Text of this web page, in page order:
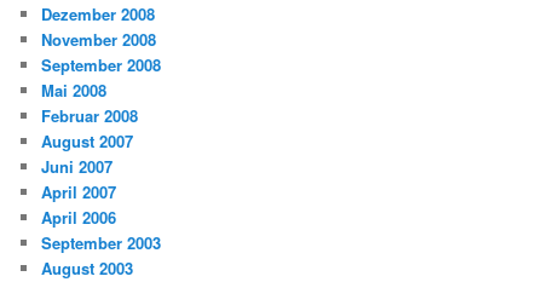
Dezember 2008
November 2008
September 2008
Mai 2008
Februar 2008
August 2007
Juni 2007
April 2007
April 2006
September 2003
August 2003